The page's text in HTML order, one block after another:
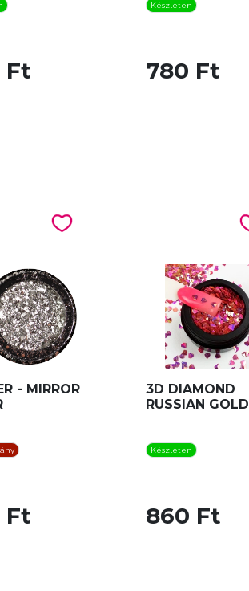
Ft
Készleten
780 Ft
- MIRROR
Ft
3D DIAMOND
RUSSIAN GOLD
Készleten
860 Ft